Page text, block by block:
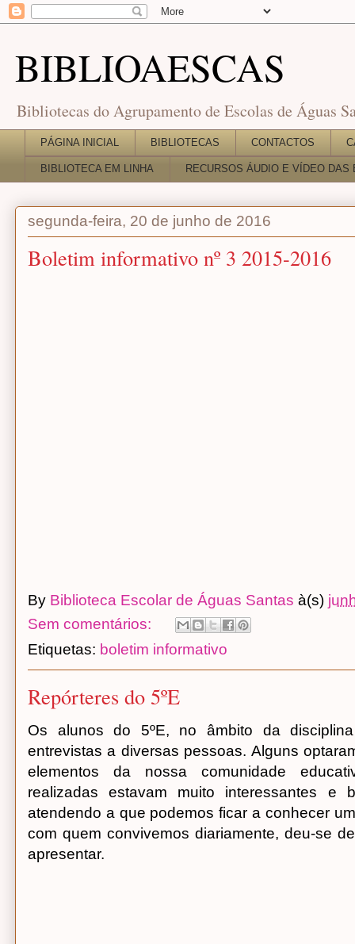
BIBLIOAESCAS
Bibliotecas do Agrupamento de Escolas de Águas
PÁGINA INICIAL BIBLIOTECAS CONTACTOS
BIBLIOTECA EM LINHA RECURSOS ÁUDIO E VÍDEO DAS
segunda-feira, 20 de junho de 2016
Boletim informativo nº 3 2015-2016
By Biblioteca Escolar de Águas Santas à(s)
Sem comentários:
Etiquetas: boletim informativo
Repórteres do 5ºE
Os alunos do 5ºE, no âmbito da
entrevistas a diversas pessoas. Alguns
elementos da nossa comunidade
realizadas estavam muito interessantes e
atendendo a que podemos ficar a conhecer
com quem convivemos diariamente, deu-se
apresentar.